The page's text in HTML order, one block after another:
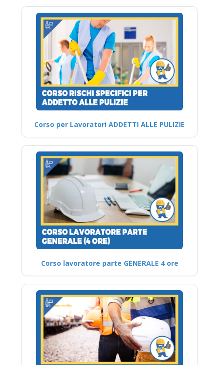
Corso per Lavoratori ADDETTI ALLE PULIZIE
Corso lavoratore parte GENERALE 4 ore